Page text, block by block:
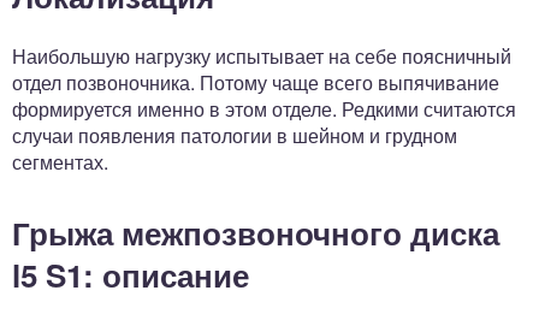
Наибольшую нагрузку испытывает на себе поясничный
отдел позвоночника. Потому чаще всего выпячивание
формируется именно в этом отделе. Редкими считаются
случаи появления патологии в шейном и грудном
сегментах.
Грыжа межпозвоночного диска
l5 S1: описание